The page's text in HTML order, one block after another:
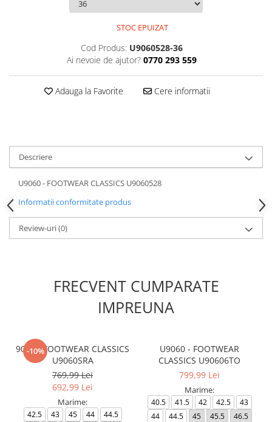
STOC EPUIZAT
Cod Produs: U9060528-36
Ai nevoie de ajutor? 0770 293 559
Adauga la Favorite Cere informatii
Descriere
U9060 - FOOTWEAR CLASSICS U9060528
Informatii conformitate produs
Review-uri(0)
FRECVENT CUMPARATE
IMPREUNA
-10%
9060 - FOOTWEAR CLASSICS
U9060SRA
769,99 Lei
692,99 Lei
Marime:
42.5 43 45 44
44.5
U9060 - FOOTWEAR
CLASSICS U90606TO
799,99 Lei
Marime:
40.5 41.5 42 42.5
43
44
44.5 45 45.5 46.5